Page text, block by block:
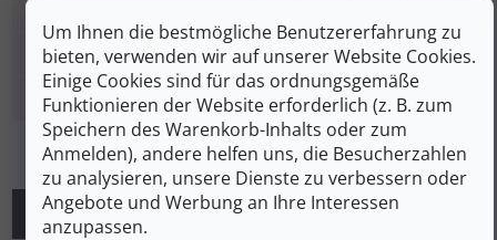
Um Ihnen die bestmögliche Benutzererfahrung zu
bieten, verwenden wir auf unserer Website Cookies.
Einige Cookies sind für das ordnungsgemäße
Funktionieren der Website erforderlich (z. B. zum
Speichern des Warenkorb-Inhalts oder zum
Anmelden), andere helfen uns, die Besucherzahlen
zu analysieren, unsere Dienste zu verbessern oder
Angebote und Werbung an Ihre Interessen
anzupassen.
41,5
UK 5,5 6 6,5 7
Einlegesohlenlänge(mm) 249 253 257 262
KINDER